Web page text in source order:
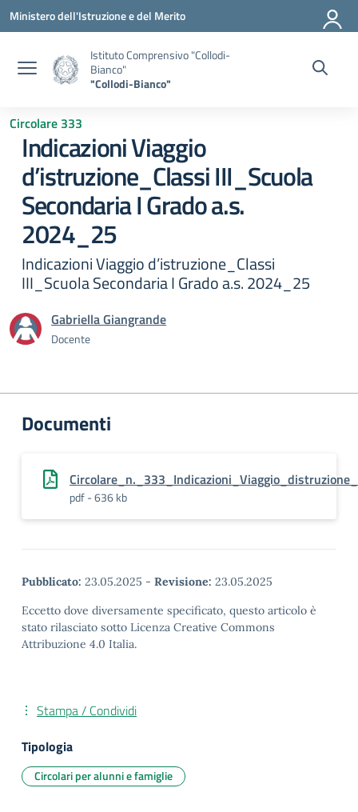
Vai ai contenuti
Vai al menu di navigazione
Vai al footer
Ministero dell'Istruzione e del Merito
Istituto Comprensivo "Collodi-
Bianco"
"Collodi-Bianco"
Circolare 333
Indicazioni Viaggio
d’istruzione_Classi III_Scuola
Secondaria I Grado a.s.
2024_25
Indicazioni Viaggio d’istruzione_Classi
III_Scuola Secondaria I Grado a.s. 2024_25
Gabriella Giangrande
Docente
Documenti
pdf - 636 kb
Pubblicato: 23.05.2025 - Revisione: 23.05.2025
Eccetto dove diversamente specificato, questo articolo è
stato rilasciato sotto Licenza Creative Commons
Attribuzione 4.0 Italia.
Stampa / Condividi
Tipologia
Circolari per alunni e famiglie